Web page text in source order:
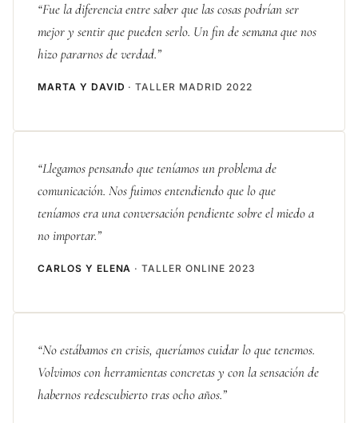
“Fue la diferencia entre saber que las cosas podrían ser
mejor y sentir que pueden serlo. Un fin de semana que nos
hizo pararnos de verdad.”
MARTA Y DAVID · TALLER MADRID 2022
“Llegamos pensando que teníamos un problema de
comunicación. Nos fuimos entendiendo que lo que
teníamos era una conversación pendiente sobre el miedo a
no importar.”
CARLOS Y ELENA · TALLER ONLINE 2023
“No estábamos en crisis, queríamos cuidar lo que tenemos.
Volvimos con herramientas concretas y con la sensación de
habernos redescubierto tras ocho años.”